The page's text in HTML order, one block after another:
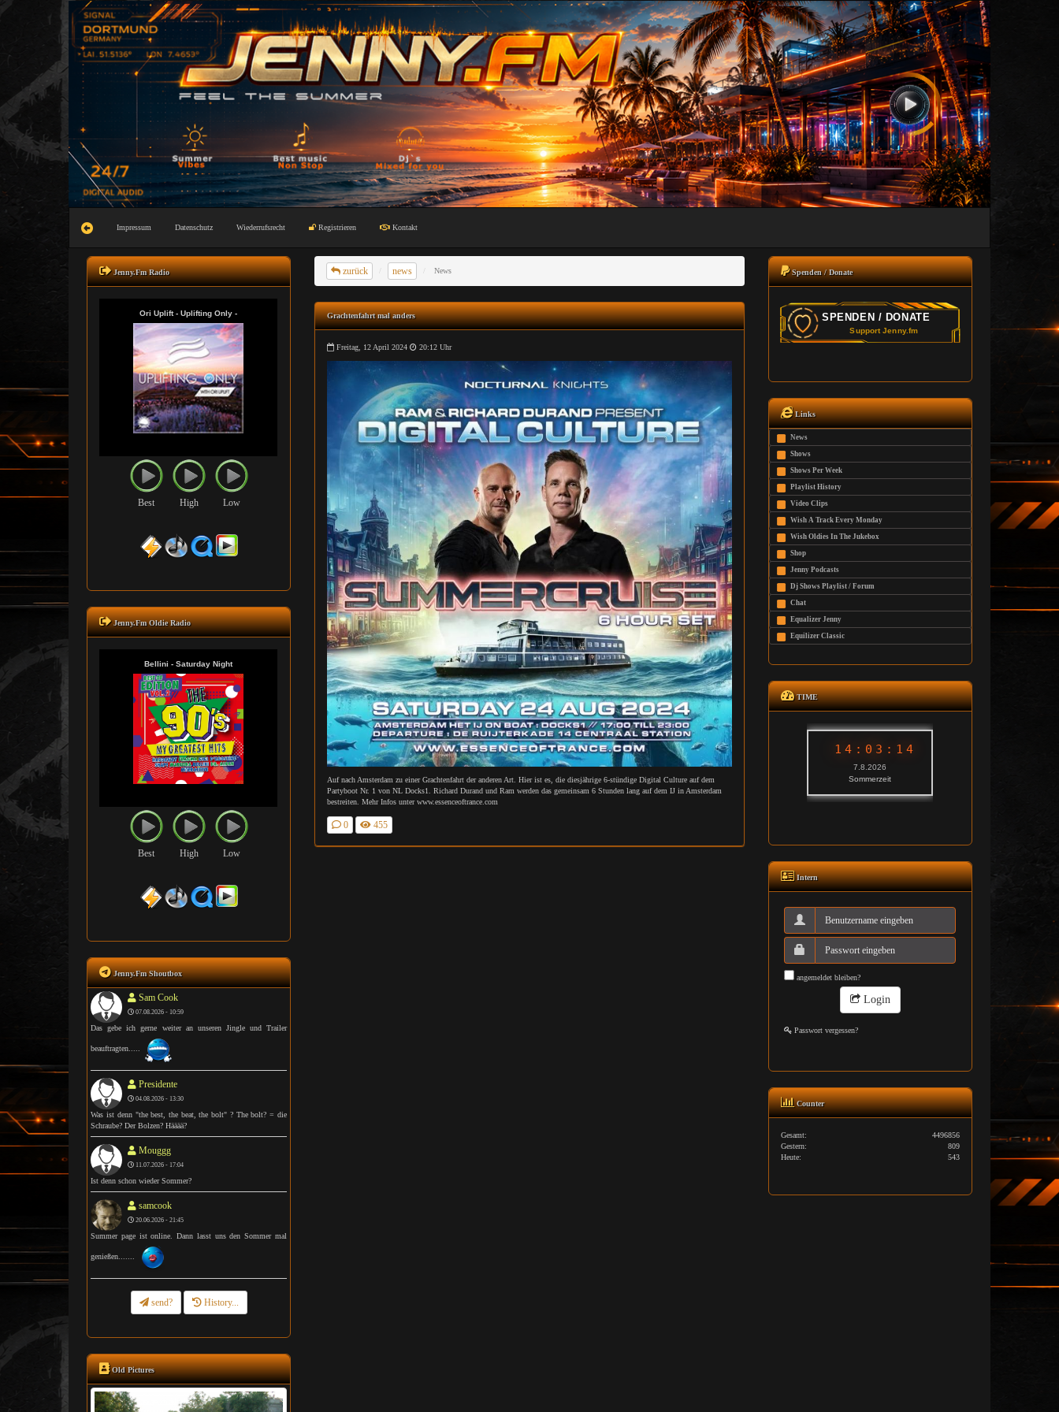
Impressum Datenschutz Wiederrufsrecht Registrieren Kontakt
Jenny.Fm Radio
Best High Low
Jenny.Fm Oldie Radio
Best High Low
Jenny.Fm Shoutbox
Sam Cook
07.08.2026 - 10:59
Das gebe ich gerne weiter an unseren Jingle und Trailer
beauftragten.....
Presidente
04.08.2026 - 13:30
Was ist denn "the best, the beat, the bolt" ? The bolt? = die
Schraube? Der Bolzen? Hääää?
Mouggg
11.07.2026 - 17:04
Ist denn schon wieder Sommer?
samcook
20.06.2026 - 21:45
Summer page ist online. Dann lasst uns den Sommer mal
genießen.......
send? History...
Old Pictures
zurück news News
Grachtenfahrt mal anders
Freitag, 12 April 2024 20:12 Uhr
Auf nach Amsterdam zu einer Grachtenfahrt der anderen Art. Hier ist es, die diesjährige 6-stündige Digital Culture auf dem
Partyboot Nr. 1 von NL Docks1. Richard Durand und Ram werden das gemeinsam 6 Stunden lang auf dem IJ in Amsterdam
bestreiten. Mehr Infos unter www.essenceoftrance.com
0 455
Spenden / Donate
Links
News
Shows
Shows Per Week
Playlist History
Video Clips
Wish A Track Every Monday
Wish Oldies In The Jukebox
Shop
Jenny Podcasts
Dj Shows Playlist / Forum
Chat
Equalizer Jenny
Equilizer Classic
TIME
Intern
angemeldet bleiben?
Login
Passwort vergessen?
Counter
Gesamt:
4496856
Gestern:
809
Heute:
543